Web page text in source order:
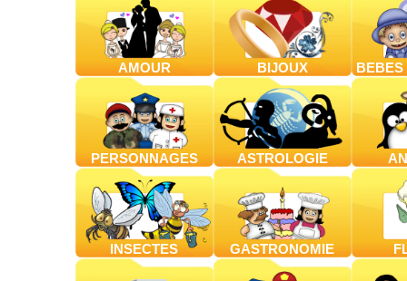
AMOUR BIJOUX BEBES
PERSONNAGES ASTROLOGIE
INSECTES GASTRONOMIE